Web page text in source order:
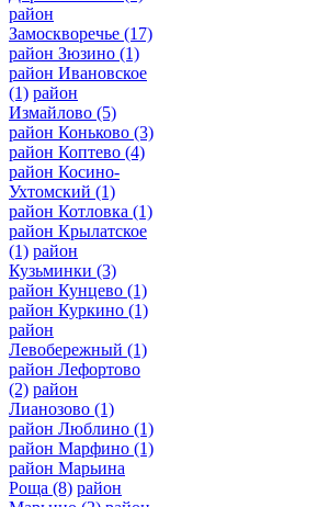
район
Замоскворечье (17)
район Зюзино (1)
район Ивановское
(1) район
Измайлово (5)
район Коньково (3)
район Коптево (4)
район Косино-
Ухтомский (1)
район Котловка (1)
район Крылатское
(1) район
Кузьминки (3)
район Кунцево (1)
район Куркино (1)
район
Левобережный (1)
район Лефортово
(2) район
Лианозово (1)
район Люблино (1)
район Марфино (1)
район Марьина
Роща (8) район